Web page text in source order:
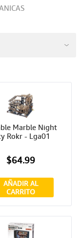
Marble Night
Rokr - Lga01
$64.99
AÑADIR AL
CARRITO